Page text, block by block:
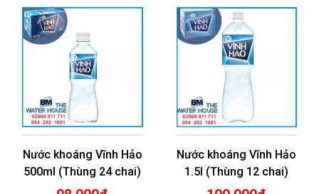
Nước khoáng Vĩnh Hảo
500ml (Thùng 24 chai)
Nước khoáng Vĩnh Hảo
1.5l (Thùng 12 chai)